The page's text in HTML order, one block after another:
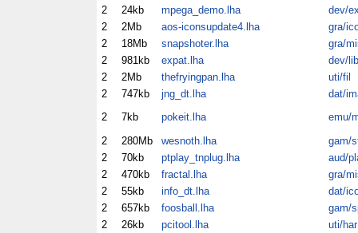
2
24kb mpega_demo.lha
dev/
2
2Mb aos-iconsupdate4.lha
gra/
2
18Mb snapshoter.lha
gra/
2
981kb expat.lha
dev/
2
2Mb thefryingpan.lha
uti/fil
2
747kb jng_dt.lha
dat/
2
7kb pokeit.lha
emu/
2
280Mb wesnoth.lha
gam/
2
70kb ptplay_tnplug.lha
aud/
2
470kb fractal.lha
gra/
2
55kb info_dt.lha
dat/
2
657kb foosball.lha
gam/
2
26kb pcitool.lha
uti/har